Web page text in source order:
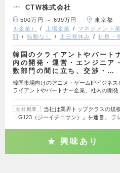
CTW株式会社
500万円 ～ 699万円 東京都
ル企業）
上場企業 マネジメント
問
転勤なし 土日祝休み 社長・
韓国のクライアントやパート
内の開発・運営・エンジニア
数部門の間に立ち、交渉・…
韓国市場向けのアニメ・ゲームIPビジネ
ライアントやパートナー企業、社内の開発
会社概要
当社は業界トップクラスの規
「G123（ジーイチニサン）」を運営。 テ
興味あり